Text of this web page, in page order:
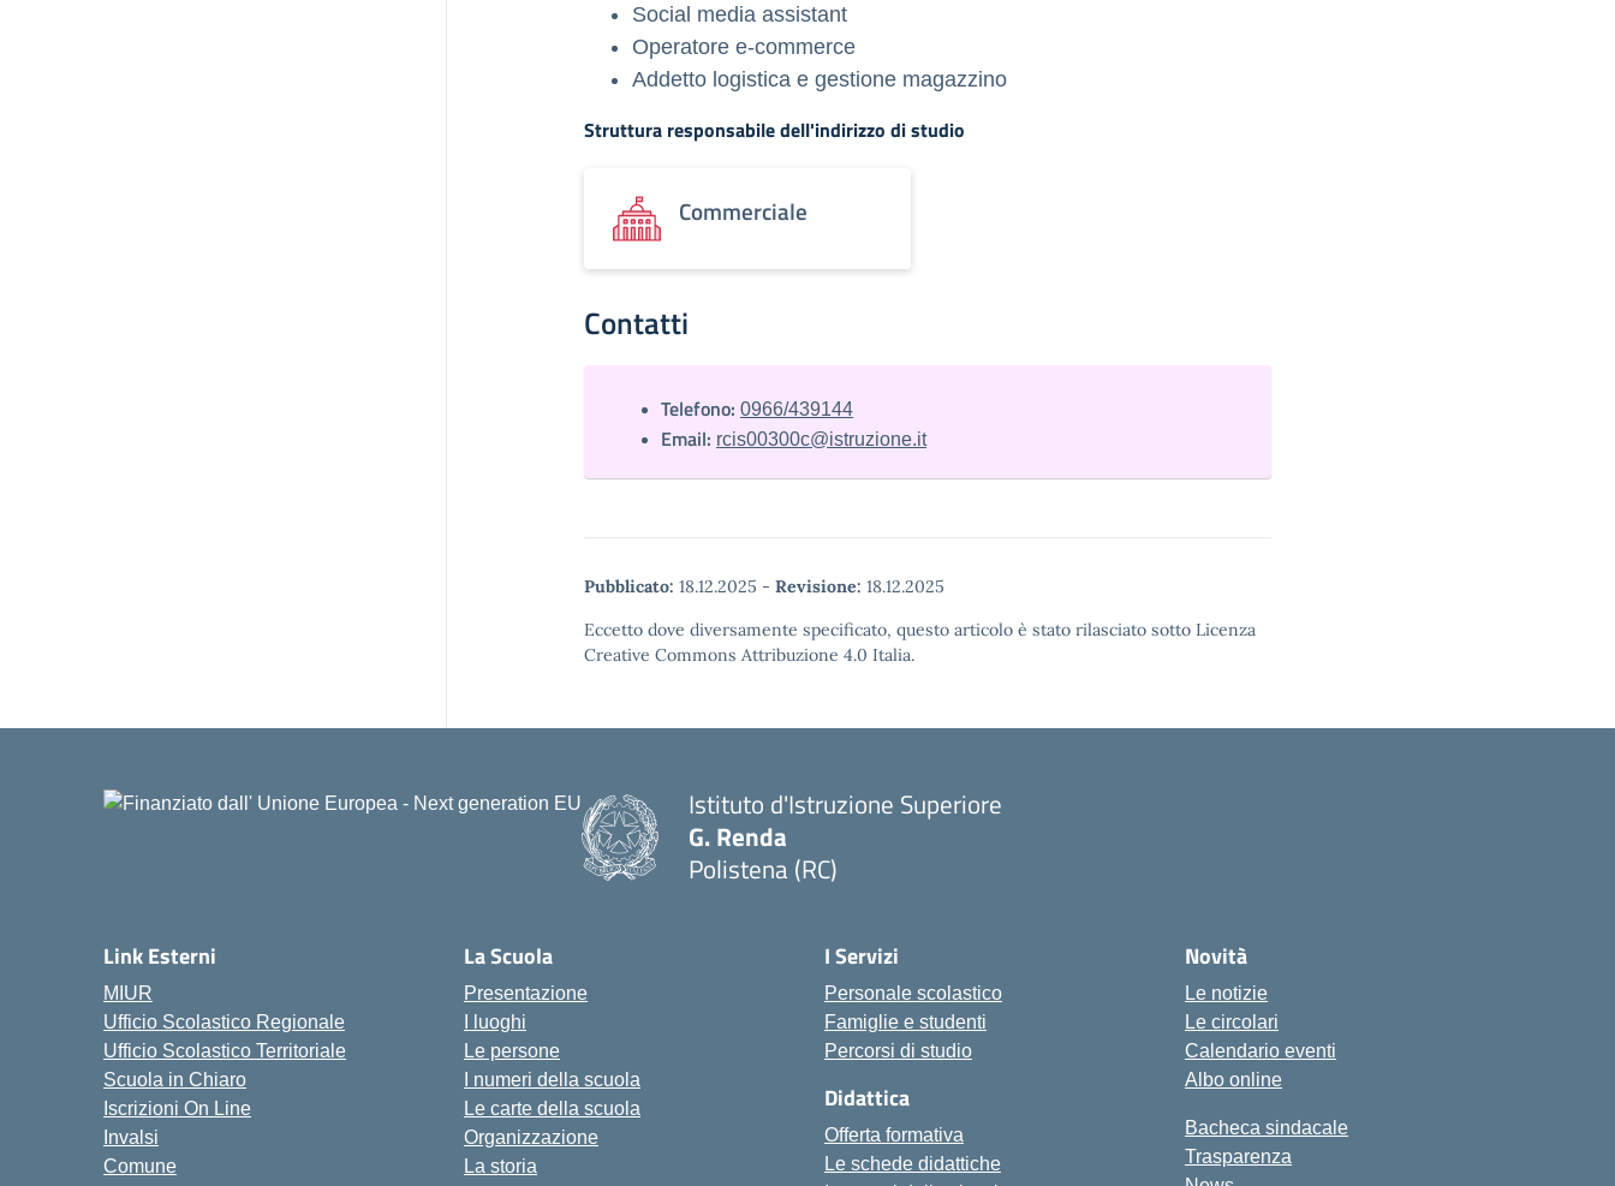
Social media assistant
Operatore e-commerce
Addetto logistica e gestione magazzino
Struttura responsabile dell'indirizzo di studio
Commerciale
Contatti
Telefono: 0966/439144
Email: rcis00300c@istruzione.it
Pubblicato: 18.12.2025 - Revisione: 18.12.2025
Eccetto dove diversamente specificato, questo articolo è stato rilasciato sotto Licenza
Creative Commons Attribuzione 4.0 Italia.
Istituto d'Istruzione Superiore
G. Renda
Polistena (RC)
Link Esterni
MIUR
Ufficio Scolastico Regionale
Ufficio Scolastico Territoriale
Scuola in Chiaro
Iscrizioni On Line
Invalsi
Comune
La Scuola
Presentazione
I luoghi
Le persone
I numeri della scuola
Le carte della scuola
Organizzazione
La storia
I Servizi
Personale scolastico
Famiglie e studenti
Percorsi di studio
Didattica
Offerta formativa
Le schede didattiche
Novità
Le notizie
Le circolari
Calendario eventi
Albo online
Bacheca sindacale
Trasparenza